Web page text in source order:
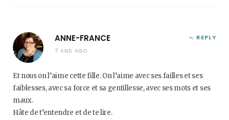
ANNE-FRANCE
7 ANS AGO
REPLY
Et nous on l’aime cette fille. On l’aime avec ses failles et ses
faiblesses, avec sa force et sa gentillesse, avec ses mots et ses
maux.
Hâte de t’entendre et de te lire.